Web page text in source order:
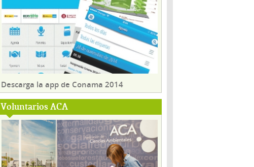
Descarga la app de Conama 2014
Voluntarios ACA